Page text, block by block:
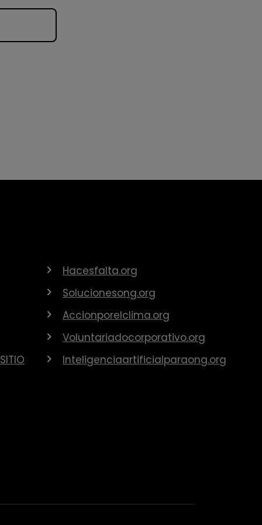
Hacesfalta.org
Solucionesong.org
Accionporelclima.org
Voluntariadocorporativo.org
Inteligenciaartificialparaong.org